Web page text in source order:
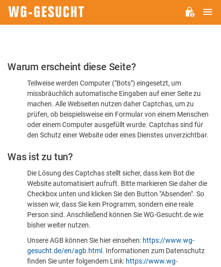
Bitte
dass
sind
Warum erscheint diese Seite?
Teilweise werden Computer ("Bots") eingesetzt, um
missbräuchlich automatische Eingaben auf einer Seite zu
machen. Alle Webseiten nutzen daher Captchas, um zu
prüfen, ob beispielsweise ein Formular von einem Menschen
oder einem Computer ausgefüllt wurde. Captchas sind für
den Schutz einer Website oder eines Dienstes unverzichtbar.
Was ist zu tun?
Die Lösung des Captchas stellt sicher, dass kein Bot die
Website automatisiert aufruft. Bitte markieren Sie daher die
Checkbox unten und klicken Sie den Button "Absenden". So
wissen wir, dass Sie kein Programm, sondern eine reale
Person sind. Anschließend können Sie WG-Gesucht.de wie
bisher weiter nutzen.
Unsere AGB können Sie hier einsehen: https://www.wg-
gesucht.de/en/agb.html . Informationen zum Datenschutz
finden Sie unter folgendem Link: https://www.wg-